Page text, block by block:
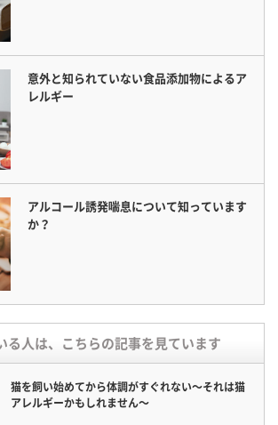
意外と知られていない食品添加物によるア
レルギー
アルコール誘発喘息について知っています
か？
る人は、こちらの記事を見ています
猫を飼い始めてから体調がすぐれない〜それは猫
アレルギーかもしれません〜